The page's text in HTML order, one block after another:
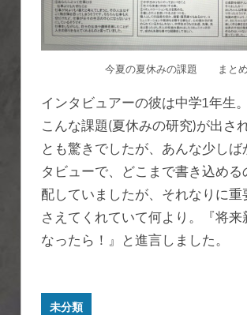
今夏の夏休みの課題 まとめ
インタビュアーの彼は中学1年生
こんな課題(夏休みの研究)が出さ
とも驚きでしたが、あんな少しば
タビューで、どこまで書き込める
配していましたが、それなりに重
さえてくれていて何より。『将来
なったら！』と進言しました。
未分類